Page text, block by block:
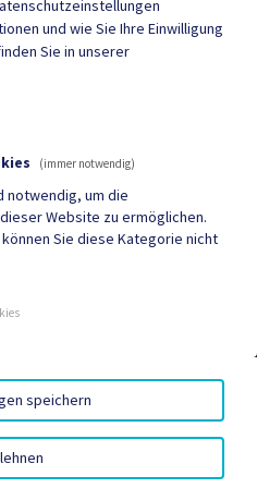
Neuigkeiten
|
und wie Sie Ihre Einwilligung
Sie in unserer
(immer notwendig)
notwendig, um die
Website zu ermöglichen.
Sie diese Kategorie nicht
speichern